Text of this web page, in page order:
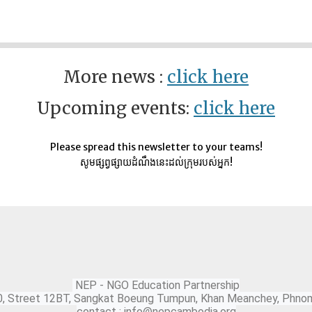
More news : click here
Upcoming events: click here
Please spread this newsletter to your teams!
សូមផ្សព្វផ្សាយដំណឹងនេះដល់ក្រុមរបស់អ្នក!
NEP - NGO Education Partnership
Street 12BT, Sangkat Boeung Tumpun, Khan Meanchey,